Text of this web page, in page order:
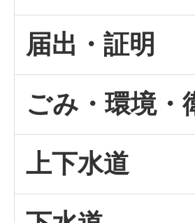
届出・証明
ごみ・環境・
上下水道